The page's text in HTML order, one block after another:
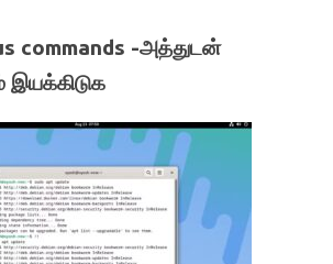
commands -அத்துடன்
இயக்கிடுக